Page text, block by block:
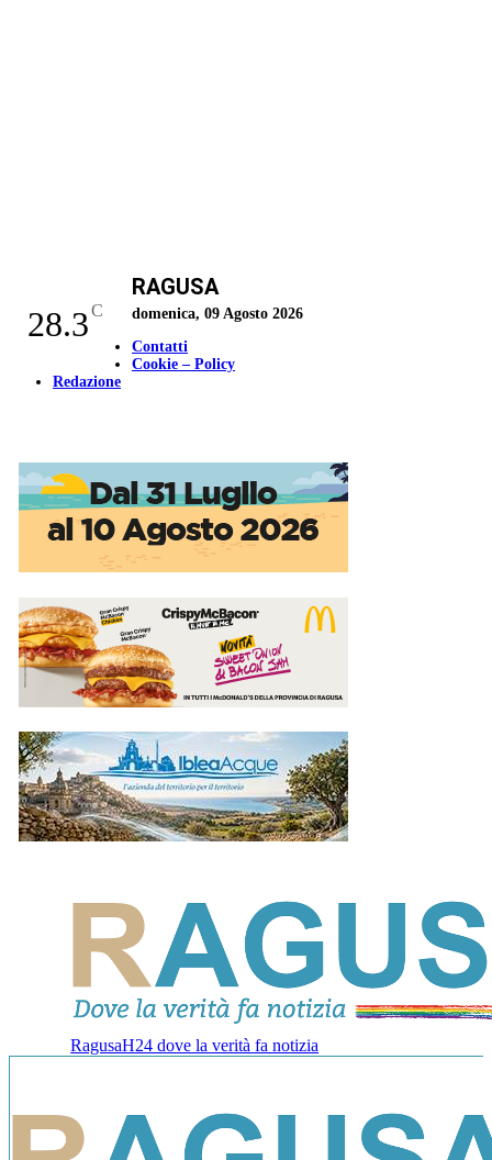
28.3C
RAGUSA
domenica, 09 Agosto 2026
Contatti
Cookie – Policy
Redazione
RagusaH24 dove la verità fa notizia